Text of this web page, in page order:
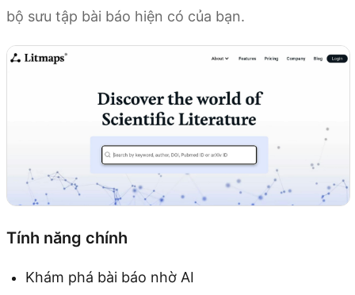
bộ sưu tập bài báo hiện có của bạn.
Tính năng chính
Khám phá bài báo nhờ AI